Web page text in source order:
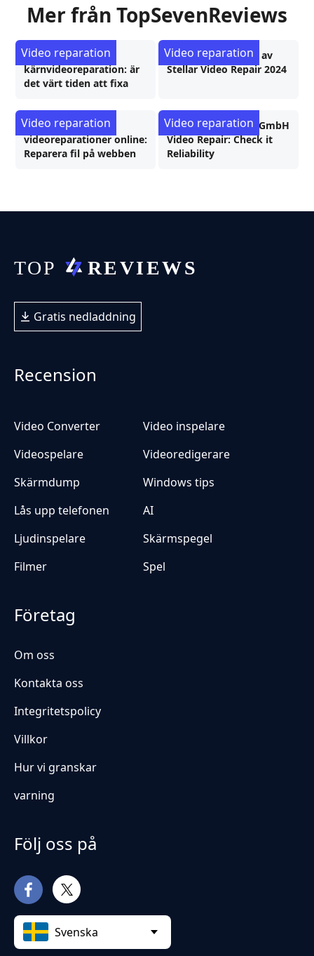
Mer från TopSevenReviews
Granskning av
kärnvideoreparation: är
det värt tiden att fixa
Video reparation
Opartisk recension av
Stellar Video Repair 2024
Video reparation
Topp 5 gratis
videoreparationer online:
Reparera fil på webben
Video reparation
Recension av Grau GmbH
Video Repair: Check it
Reliability
Video reparation
Gratis nedladdning
Recension
Video Converter
Video inspelare
Videospelare
Videoredigerare
Skärmdump
Windows tips
Lås upp telefonen
AI
Ljudinspelare
Skärmspegel
Filmer
Spel
Företag
Om oss
Kontakta oss
Integritetspolicy
Villkor
Hur vi granskar
varning
Följ oss på
Svenska